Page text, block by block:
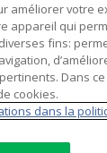
aider.
améliorer votre
appareil qui
fins:
Dans
cookies.
dans la